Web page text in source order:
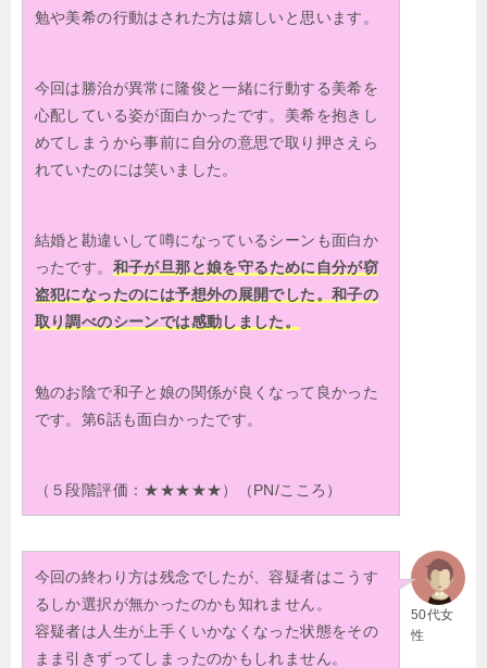
勉や美希の行動はされた方は嬉しいと思います。
今回は勝治が異常に隆俊と一緒に行動する美希を
心配している姿が面白かったです。美希を抱きし
めてしまうから事前に自分の意思で取り押さえら
れていたのには笑いました。
結婚と勘違いして噂になっているシーンも面白か
ったです。 和子が旦那と娘を守るために自分が窃
盗犯になったのには予想外の展開でした。和子の
取り調べのシーンでは感動しました。
勉のお陰で和子と娘の関係が良くなって良かった
です。第6話も面白かったです。
（５段階評価：★★★★★）（PN/こころ）
50代女
性
今回の終わり方は残念でしたが、容疑者はこうす
るしか選択が無かったのかも知れません。
容疑者は人生が上手くいかなくなった状態をその
まま引きずってしまったのかもしれません。